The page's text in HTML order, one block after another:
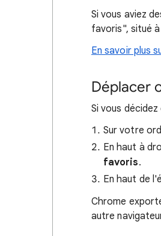
Si vous aviez
favoris", situé
En savoir plus
Déplacer
Si vous
Sur votre
En haut à
favoris.
En haut de
Chrome
autre